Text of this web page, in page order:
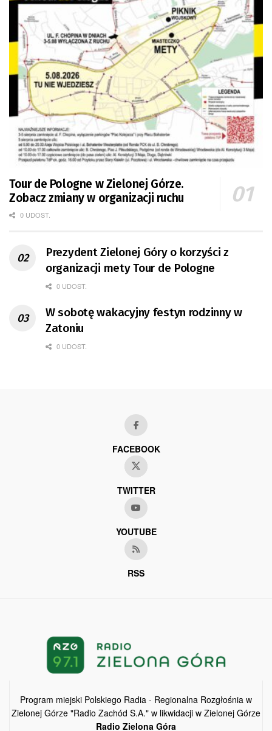
Tour de Pologne w Zielonej Górze.
Zobacz zmiany w organizacji ruchu
0 UDOST.
Prezydent Zielonej Góry o korzyści z
organizacji mety Tour de Pologne
0 UDOST.
W sobotę wakacyjny festyn rodzinny w
Zatoniu
0 UDOST.
FACEBOOK
TWITTER
YOUTUBE
RSS
Program miejski Polskiego Radia - Regionalna Rozgłośnia w
Zielonej Górze "Radio Zachód S.A." w likwidacji w Zielonej Górze
Radio Zielona Góra